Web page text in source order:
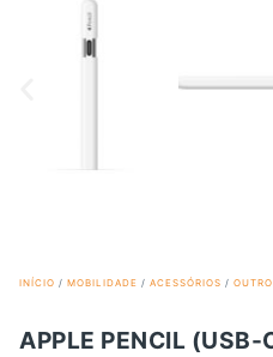
INÍCIO / MOBILIDADE / ACESSÓRIOS /
APPLE PENCIL (USB-